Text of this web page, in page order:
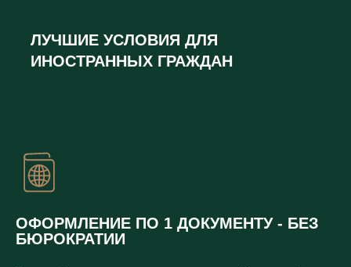
ЛУЧШИЕ УСЛОВИЯ ДЛЯ
ИНОСТРАННЫХ ГРАЖДАН
ОФОРМЛЕНИЕ ПО 1 ДОКУМЕНТУ - БЕЗ
БЮРОКРАТИИ